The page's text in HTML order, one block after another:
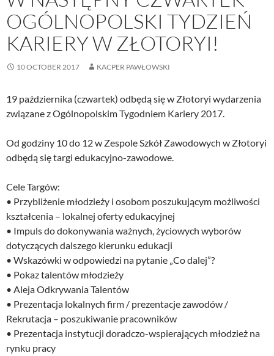
OGÓLNOPOLSKI TYDZIEŃ
KARIERY W ZŁOTORYI!
10 OCTOBER 2017 KACPER PAWŁOWSKI
19 października (czwartek) odbędą się w Złotoryi wydarzenia
związane z Ogólnopolskim Tygodniem Kariery 2017.
Od godziny 10 do 12 w Zespole Szkół Zawodowych w Złotoryi
odbędą się targi edukacyjno-zawodowe.
Cele Targów:
• Przybliżenie młodzieży i osobom poszukującym możliwości
kształcenia – lokalnej oferty edukacyjnej
• Impuls do dokonywania ważnych, życiowych wyborów
dotyczących dalszego kierunku edukacji
• Wskazówki w odpowiedzi na pytanie „Co dalej”?
• Pokaz talentów młodzieży
• Aleja Odkrywania Talentów
• Prezentacja lokalnych firm / prezentacje zawodów /
Rekrutacja – poszukiwanie pracowników
• Prezentacja instytucji doradczo-wspierających młodzież na
rynku pracy